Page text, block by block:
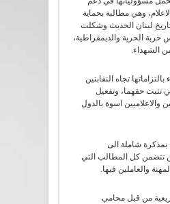
وهي مطالبة بحماية
لبنان الحديث وشكلت
حربة الحرية والديمقراطية،
الشهداء.
بالتزاماتها تجاه النقابتين
تثبت حقهما، وتفعيل
والاعلاميين اسوة بالدول
بمذكرة شاملة الى
تتضمن كل المطالب التي
والعاملين فيها.
من قبل محامي